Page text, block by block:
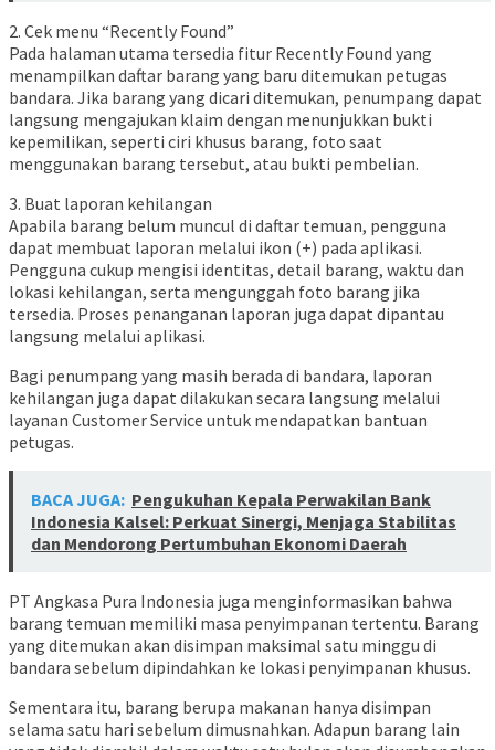
2. Cek menu “Recently Found”
Pada halaman utama tersedia fitur Recently Found yang
menampilkan daftar barang yang baru ditemukan petugas
bandara. Jika barang yang dicari ditemukan, penumpang dapat
langsung mengajukan klaim dengan menunjukkan bukti
kepemilikan, seperti ciri khusus barang, foto saat
menggunakan barang tersebut, atau bukti pembelian.
3. Buat laporan kehilangan
Apabila barang belum muncul di daftar temuan, pengguna
dapat membuat laporan melalui ikon (+) pada aplikasi.
Pengguna cukup mengisi identitas, detail barang, waktu dan
lokasi kehilangan, serta mengunggah foto barang jika
tersedia. Proses penanganan laporan juga dapat dipantau
langsung melalui aplikasi.
Bagi penumpang yang masih berada di bandara, laporan
kehilangan juga dapat dilakukan secara langsung melalui
layanan Customer Service untuk mendapatkan bantuan
petugas.
BACA JUGA: Pengukuhan Kepala Perwakilan Bank
Indonesia Kalsel: Perkuat Sinergi, Menjaga Stabilitas
dan Mendorong Pertumbuhan Ekonomi Daerah
PT Angkasa Pura Indonesia juga menginformasikan bahwa
barang temuan memiliki masa penyimpanan tertentu. Barang
yang ditemukan akan disimpan maksimal satu minggu di
bandara sebelum dipindahkan ke lokasi penyimpanan khusus.
Sementara itu, barang berupa makanan hanya disimpan
selama satu hari sebelum dimusnahkan. Adapun barang lain